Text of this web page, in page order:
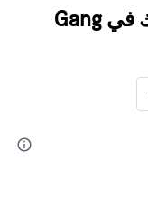
اعثر على نتائج أفضل لإقامتك في Gang